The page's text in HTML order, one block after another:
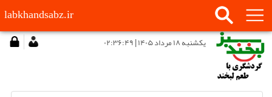
labkhandsabz.ir
يكشنبه ۱۸ مرداد ۱۴۰۵ | ۰۲:۳۶:۴۹